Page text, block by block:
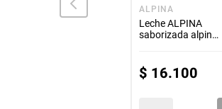
ALPINA
Leche ALPINA
saborizada alpin
$ 16.100